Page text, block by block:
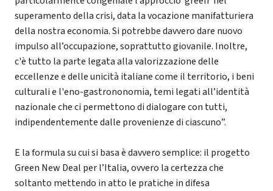
superamento della crisi, data la vocazione manifatturiera
della nostra economia. Si potrebbe davvero dare nuovo
impulso all’occupazione, soprattutto giovanile. Inoltre,
c'è tutto la parte legata alla valorizzazione delle
eccellenze e delle unicità italiane come il territorio, i beni
culturali e l'eno-gastrononomia, temi legati all’identità
nazionale che ci permettono di dialogare con tutti,
indipendentemente dalle provenienze di ciascuno”.
E la formula su cui si basa è davvero semplice: il progetto
Green New Deal per l’Italia, ovvero la certezza che
soltanto mettendo in atto le pratiche in difesa